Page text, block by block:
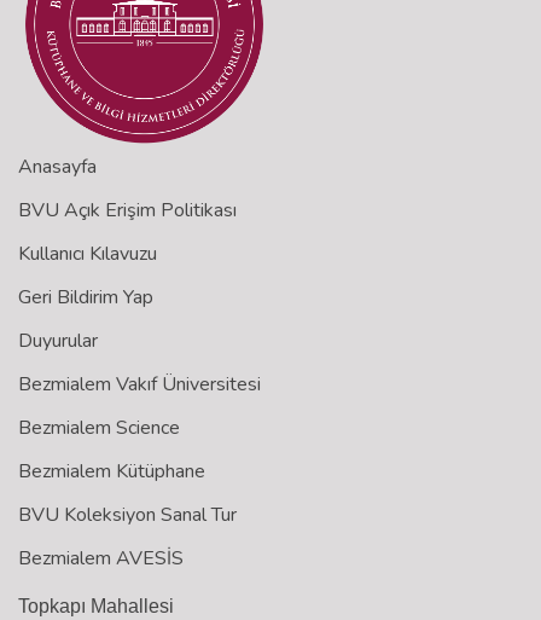
Anasayfa
BVU Açık Erişim Politikası
Kullanıcı Kılavuzu
Geri Bildirim Yap
Duyurular
Bezmialem Vakıf Üniversitesi
Bezmialem Science
Bezmialem Kütüphane
BVU Koleksiyon Sanal Tur
Bezmialem AVESİS
Topkapı Mahallesi